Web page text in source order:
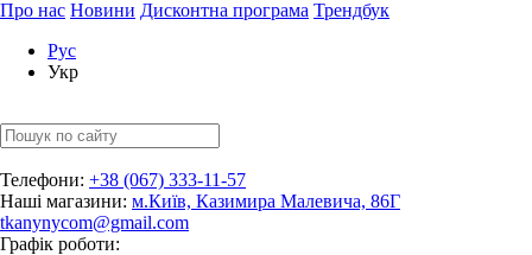
Про нас Новини Дисконтна програма Трендбук
Рус
Укр
Телефони: +38 (067) 333-11-57
Наші магазини: м.Київ, Казимира Малевича, 86Г
tkanynycom@gmail.com
Графік роботи: